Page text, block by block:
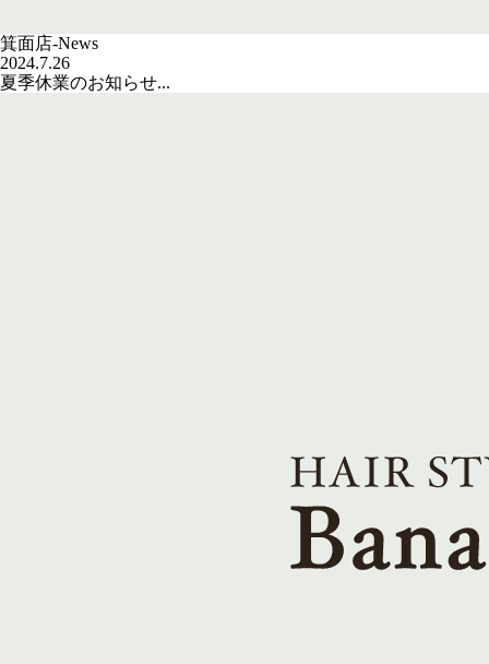
箕面店-News
2024.7.26
夏季休業のお知らせ...